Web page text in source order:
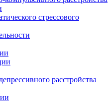
стрессового
расстройства